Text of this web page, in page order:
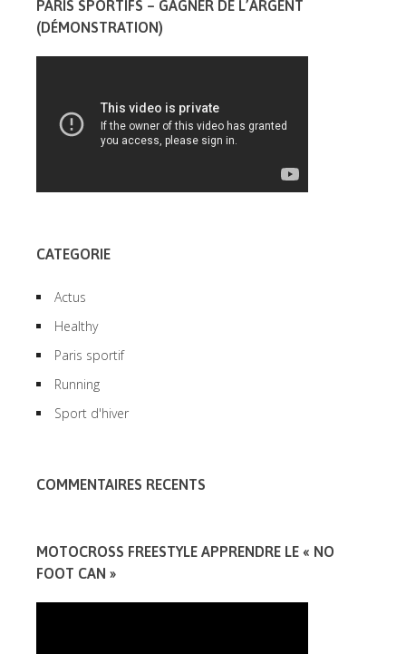
PARIS SPORTIFS – GAGNER DE L’ARGENT
(DÉMONSTRATION)
CATEGORIE
Actus
Healthy
Paris sportif
Running
Sport d'hiver
COMMENTAIRES RECENTS
MOTOCROSS FREESTYLE APPRENDRE LE « NO
FOOT CAN »